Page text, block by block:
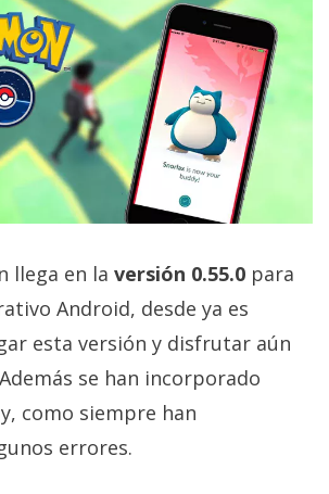
llega en la versión 0.55.0 para
Android, desde ya es
esta versión y disfrutar aún
se han incorporado
como siempre han
errores.